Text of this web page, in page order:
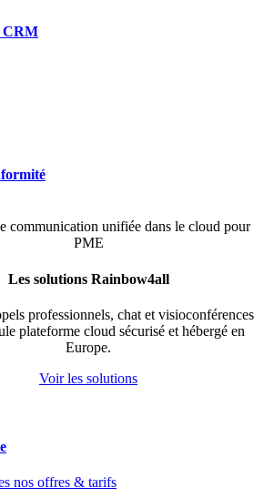
CRM
Les solutions Rainbow4all
professionnels, chat et visioconférences
plateforme cloud sécurisé et hébergé en
Europe.
Voir les solutions
nos offres & tarifs